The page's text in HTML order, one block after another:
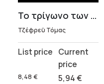
Το τρίγωνο των Βερμούδων
Τζέφρεϋ Τόμας
8,48 €
Original
was:
5,94€
Current
is: